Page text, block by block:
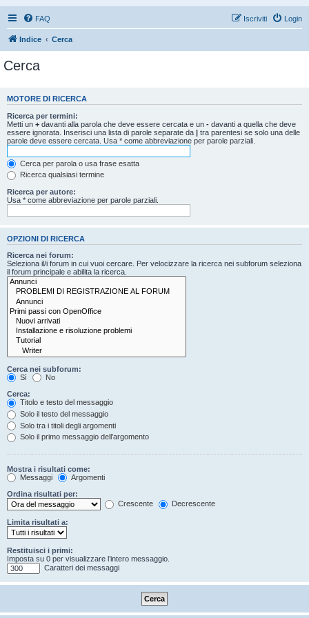
FAQ Login
Iscriviti
Indice Cerca
Cerca
MOTORE DI RICERCA
Ricerca per termini:
Metti un + davanti alla parola che deve essere cercata e un - davanti a quella che deve
essere ignorata. Inserisci una lista di parole separate da | tra parentesi se solo una delle
parole deve essere cercata. Usa * come abbreviazione per parole parziali.
Cerca per parola o usa frase esatta
Ricerca qualsiasi termine
Ricerca per autore:
Usa * come abbreviazione per parole parziali.
OPZIONI DI RICERCA
Ricerca nei forum:
Seleziona il/i forum in cui vuoi cercare. Per velocizzare la ricerca nei subforum seleziona
il forum principale e abilita la ricerca.
Cerca nei subforum:
Sì
No
Cerca:
Titolo e testo del messaggio
Solo il testo del messaggio
Solo tra i titoli degli argomenti
Solo il primo messaggio dell’argomento
Mostra i risultati come:
Messaggi
Argomenti
Ordina risultati per:
Crescente
Decrescente
Limita risultati a:
Restituisci i primi:
Imposta su 0 per visualizzare l’intero messaggio.
Caratteri dei messaggi